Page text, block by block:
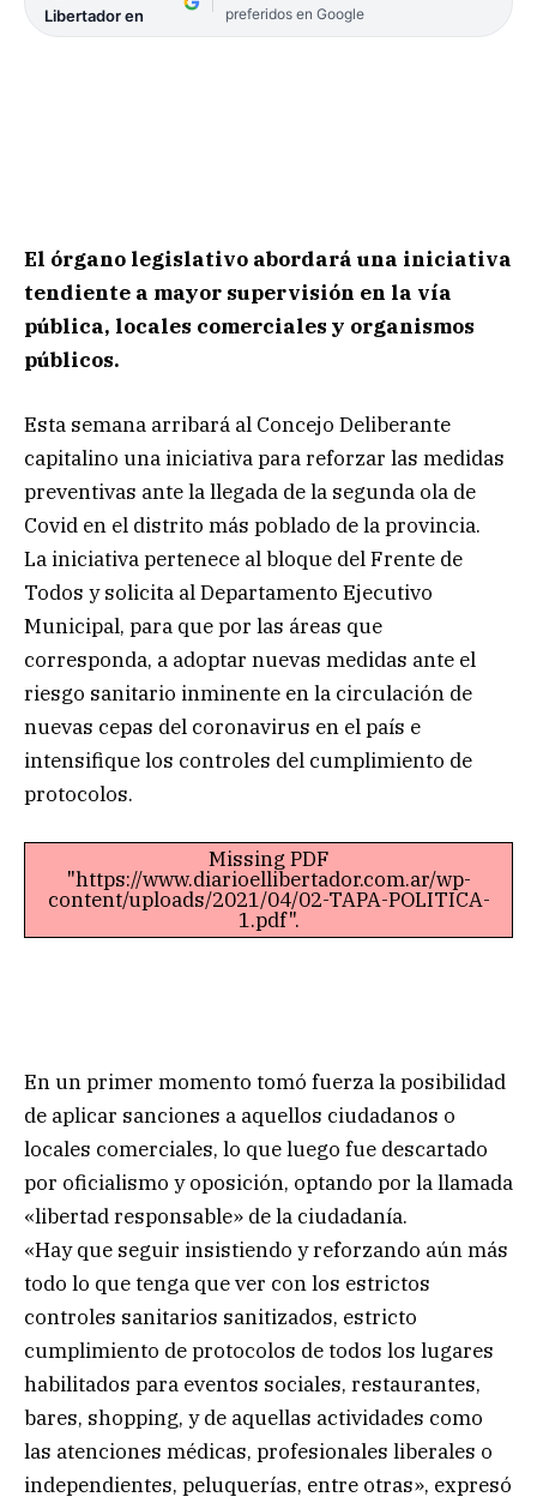
Libertador en
preferidos en Google
El órgano legislativo abordará una iniciativa
tendiente a mayor supervisión en la vía
pública, locales comerciales y organismos
públicos.
Esta semana arribará al Concejo Deliberante
capitalino una iniciativa para reforzar las medidas
preventivas ante la llegada de la segunda ola de
Covid en el distrito más poblado de la provincia.
La iniciativa pertenece al bloque del Frente de
Todos y solicita al Departamento Ejecutivo
Municipal, para que por las áreas que
corresponda, a adoptar nuevas medidas ante el
riesgo sanitario inminente en la circulación de
nuevas cepas del coronavirus en el país e
intensifique los controles del cumplimiento de
protocolos.
Missing PDF
"https://www.diarioellibertador.com.ar/wp-
content/uploads/2021/04/02-TAPA-POLITICA-
1.pdf".
En un primer momento tomó fuerza la posibilidad
de aplicar sanciones a aquellos ciudadanos o
locales comerciales, lo que luego fue descartado
por oficialismo y oposición, optando por la llamada
«libertad responsable» de la ciudadanía.
«Hay que seguir insistiendo y reforzando aún más
todo lo que tenga que ver con los estrictos
controles sanitarios sanitizados, estricto
cumplimiento de protocolos de todos los lugares
habilitados para eventos sociales, restaurantes,
bares, shopping, y de aquellas actividades como
las atenciones médicas, profesionales liberales o
independientes, peluquerías, entre otras», expresó